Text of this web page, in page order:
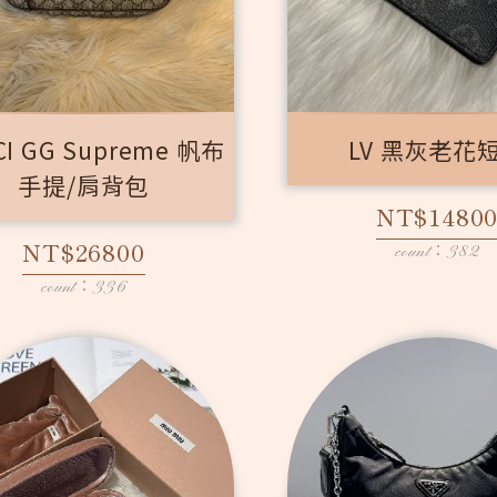
GG Supreme 帆布
手提/肩背包
NT$26800
count：336
LV 黑灰老花
count：382